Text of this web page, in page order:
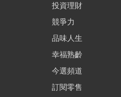
投資理財
競爭力
品味人生
幸福熟齡
今選頻道
訂閱零售